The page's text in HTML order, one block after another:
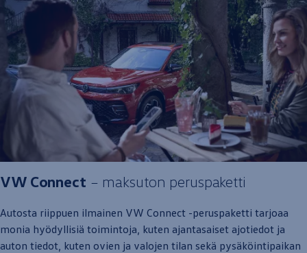
VW Connect – maksuton peruspaketti
Autosta riippuen ilmainen VW Connect -peruspaketti tarjoaa
monia hyödyllisiä toimintoja, kuten ajantasaiset ajotiedot ja
auton tiedot, kuten ovien ja valojen tilan sekä pysäköintipaikan